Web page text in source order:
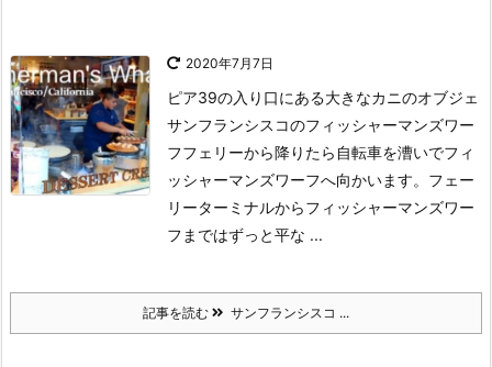
2020年7月7日
ピア39の入り口にある大きなカニのオブジェ
サンフランシスコのフィッシャーマンズワー
フフェリーから降りたら自転車を漕いでフィ
ッシャーマンズワーフへ向かいます。 フェー
リーターミナルからフィッシャーマンズワー
フまではずっと平な ...
記事を読む サンフランシスコ ...